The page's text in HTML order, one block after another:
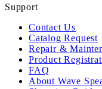
Support
Contact Us
Catalog Request
Repair &
Product
FAQ
About Wave